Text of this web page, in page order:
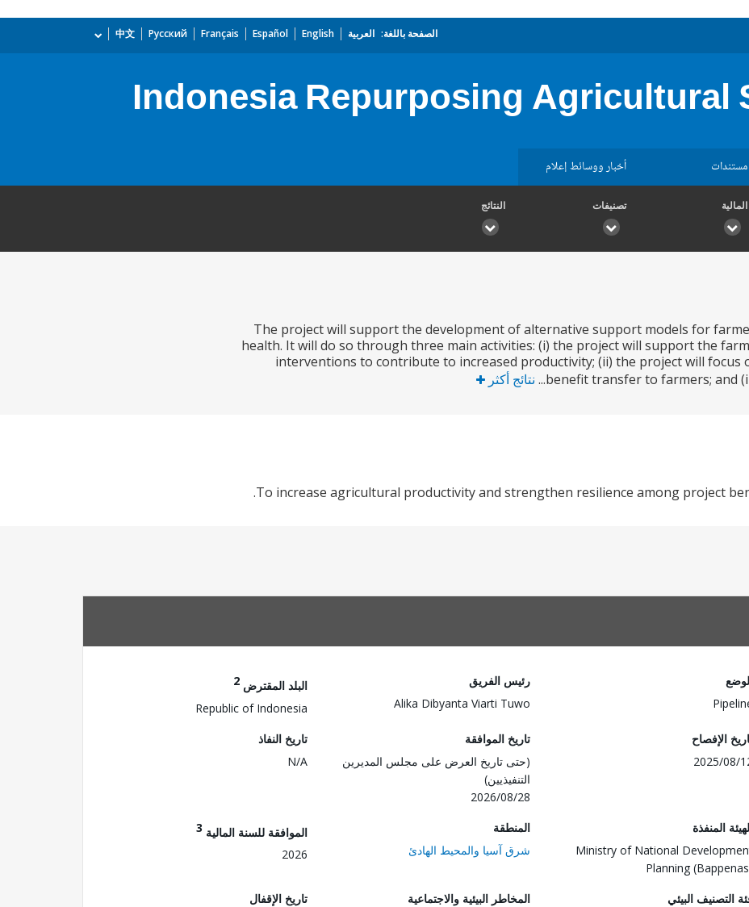
الصفحة باللغة: العربية English
Español
Français
Русский
中文
Indonesia Repurposing Agricultural
مستندات أخبار ووسائط إعلام
المالية تصنيفات النتائج
The project will support the development of alternative support models for
health. It will do so through three main activities: (i) the project will support the
interventions to contribute to increased productivity; (ii) the project will focus
benefit transfer to farmers; and
نتائج أكثر
To increase agricultural productivity and strengthen resilience among project
رئيس الفريق
Alika Dibyanta Viarti Tuwo
البلد المقترض 2
Republic of Indonesia
الإفصاح
2025/08/
تاريخ الموافقة
(حتى تاريخ العرض على مجلس المديرين
التنفيذيين)
2026/08/28
تاريخ النفاذ
N/A
المنفذة
Ministry of National
Planning
المنطقة
شرق آسيا والمحيط الهادئ
الموافقة للسنة المالية 3
2026
التصنيف البيئي
المخاطر البيئية والاجتماعية
تاريخ الإقفال